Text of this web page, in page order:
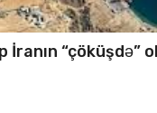
İranın “çöküşdə”